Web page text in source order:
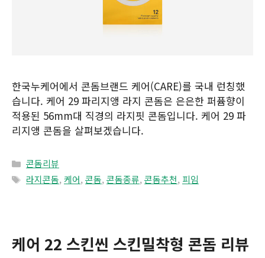
한국누케어에서 콘돔브랜드 케어(CARE)를 국내 런칭했
습니다. 케어 29 파리지앵 라지 콘돔은 은은한 퍼퓸향이
적용된 56mm대 직경의 라지핏 콘돔입니다. 케어 29 파
리지앵 콘돔을 살펴보겠습니다.
Categories
콘돔리뷰
Tags
라지콘돔,케어,콘돔,콘돔종류,콘돔추천, 피임
케어 22 스킨씬 스킨밀착형 콘돔 리뷰